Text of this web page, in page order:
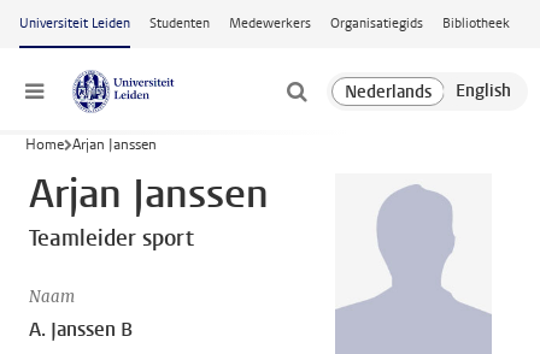
Ga naar hoofdinhoud
Universiteit Leiden Studenten Medewerkers Organisatiegids Bibliotheek
Menu
Home Arjan Janssen
Arjan Janssen
Teamleider sport
Naam
A. Janssen B